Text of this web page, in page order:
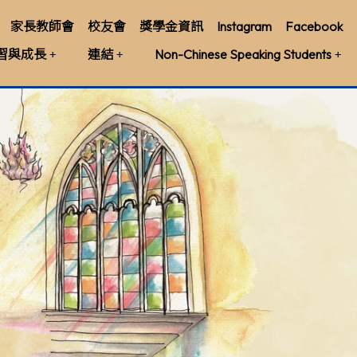
家長教師會 校友會 獎學金資訊 Instagram
Facebook
與成長
連結 Non-Chinese Speaking Students